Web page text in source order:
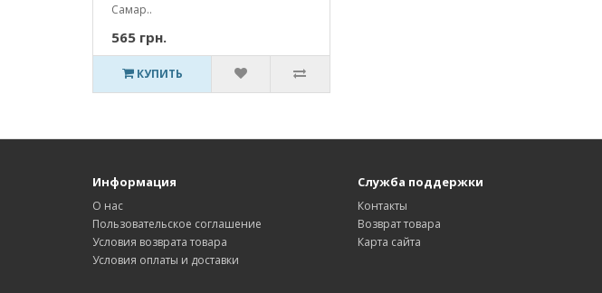
Самар..
565 грн.
КУПИТЬ
Информация
О нас
Пользовательское соглашение
Условия возврата товара
Условия оплаты и доставки
Служба поддержки
Контакты
Возврат товара
Карта сайта